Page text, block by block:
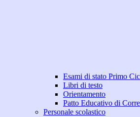
Esami di stato Primo
Libri di testo
Orientamento
Patto Educativo di
Personale scolastico